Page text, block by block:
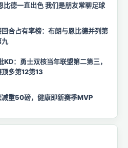
比德一直出色 我们是朋友常聊足球
回合占有率榜：布朗与恩比德并列第
九
：勇士双核当年联盟第二第三，
多第12第13
减重50磅，健康即新赛季MVP